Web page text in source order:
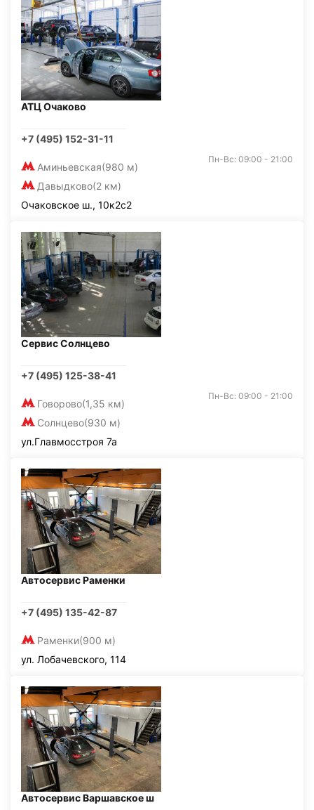
АТЦ Очаково
+7 (495) 152-31-11
Аминьевская(980 м)
Давыдково(2 км)
Пн-Вс: 09:00 - 21:00
Очаковское ш., 10к2с2
Сервис Солнцево
+7 (495) 125-38-41
Говорово(1,35 км)
Солнцево(930 м)
Пн-Вс: 09:00 - 21:00
ул.Главмосстроя 7а
Автосервис Раменки
+7 (495) 135-42-87
Раменки(900 м)
ул. Лобачевского, 114
Автосервис Варшавское ш